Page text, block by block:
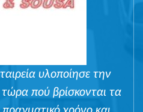
υλοποίησε την
πού βρίσκονται τα